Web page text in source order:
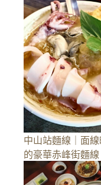
中山站麵線｜面
的豪華赤峰街麵線